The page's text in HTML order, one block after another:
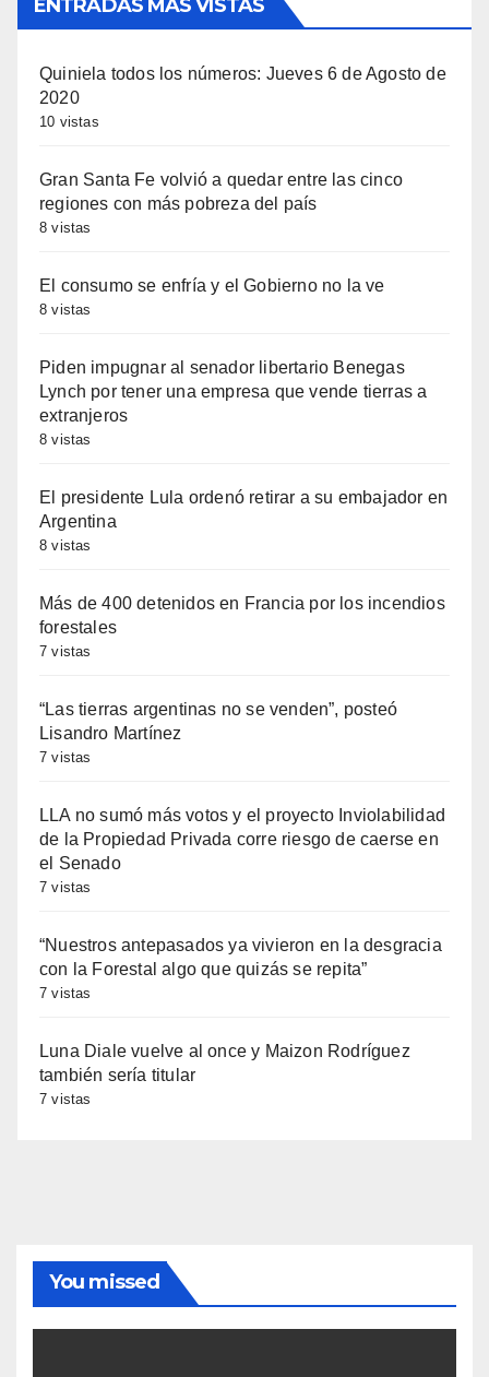
ENTRADAS MAS VISTAS
Quiniela todos los números: Jueves 6 de Agosto de
2020
10 vistas
Gran Santa Fe volvió a quedar entre las cinco
regiones con más pobreza del país
8 vistas
El consumo se enfría y el Gobierno no la ve
8 vistas
Piden impugnar al senador libertario Benegas
Lynch por tener una empresa que vende tierras a
extranjeros
8 vistas
El presidente Lula ordenó retirar a su embajador en
Argentina
8 vistas
Más de 400 detenidos en Francia por los incendios
forestales
7 vistas
“Las tierras argentinas no se venden”, posteó
Lisandro Martínez
7 vistas
LLA no sumó más votos y el proyecto Inviolabilidad
de la Propiedad Privada corre riesgo de caerse en
el Senado
7 vistas
“Nuestros antepasados ya vivieron en la desgracia
con la Forestal algo que quizás se repita”
7 vistas
Luna Diale vuelve al once y Maizon Rodríguez
también sería titular
7 vistas
You missed